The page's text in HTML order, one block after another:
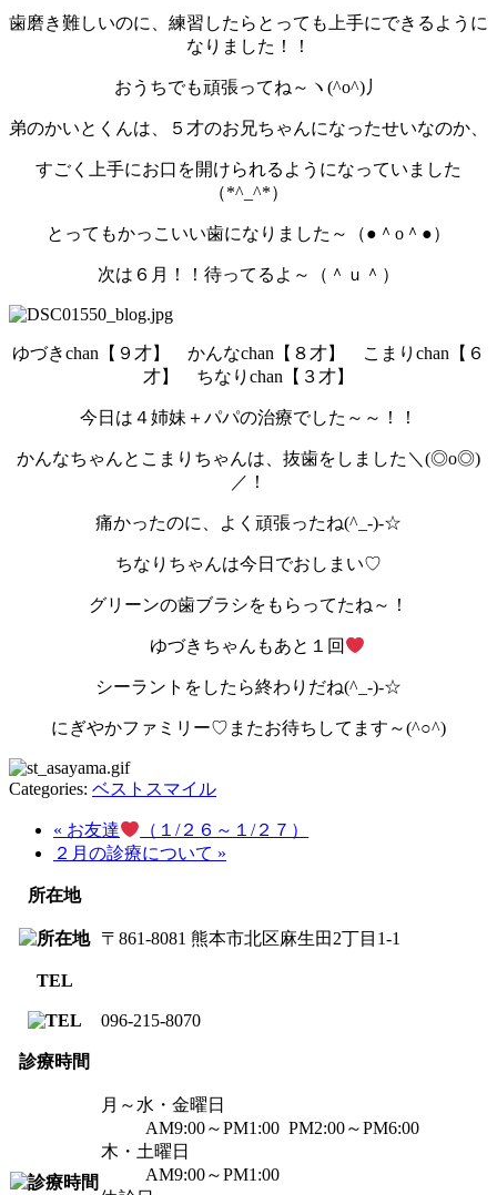
歯磨き難しいのに、練習したらとっても上手にできるように
なりました！！
おうちでも頑張ってね～ヽ(^o^)丿
弟のかいとくんは、５才のお兄ちゃんになったせいなのか、
すごく上手にお口を開けられるようになっていました
（*^_^*）
とってもかっこいい歯になりました～（●＾o＾●）
次は６月！！待ってるよ～（＾ｕ＾）
ゆづきchan【９才】 かんなchan【８才】 こまりchan【６
才】 ちなりchan【３才】
今日は４姉妹＋パパの治療でした～～！！
かんなちゃんとこまりちゃんは、抜歯をしました＼(◎o◎)
／！
痛かったのに、よく頑張ったね(^_-)-☆
ちなりちゃんは今日でおしまい♡
グリーンの歯ブラシをもらってたね～！
ゆづきちゃんもあと１回
シーラントをしたら終わりだね(^_-)-☆
にぎやかファミリー♡またお待ちしてます～(^○^)
Categories: ベストスマイル
« お友達
（１/２６～１/２７）
２月の診療について »
所在地
〒861-8081 熊本市北区麻生田2丁目1-1
TEL
096-215-8070
診療時間
月～水・金曜日
AM9:00～PM1:00 PM2:00～PM6:00
木・土曜日
AM9:00～PM1:00